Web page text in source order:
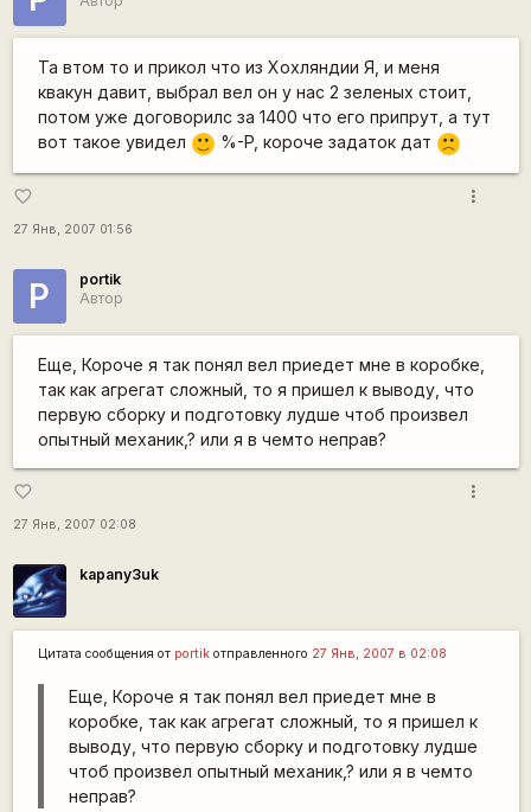
Та втом то и прикол что из Хохляндии Я, и меня
квакун давит, выбрал вел он у нас 2 зеленых стоит,
потом уже договорилс за 1400 что его припрут, а тут
вот такое увидел
:) %-P, короче задаток дат :(
favorite_border
27 Янв, 2007 01:56
more_vert
P
portik
Автор
Еще, Короче я так понял вел приедет мне в коробке,
так как агрегат сложный, то я пришел к выводу, что
первую сборку и подготовку лудше чтоб произвел
опытный механик,? или я в чемто неправ?
favorite_border
27 Янв, 2007 02:08
more_vert
kapanу3uk
Цитата сообщения от portikотправленного 27 Янв, 2007 в 02:08
Еще, Короче я так понял вел приедет мне в
коробке, так как агрегат сложный, то я пришел к
выводу, что первую сборку и подготовку лудше
чтоб произвел опытный механик,? или я в чемто
неправ?